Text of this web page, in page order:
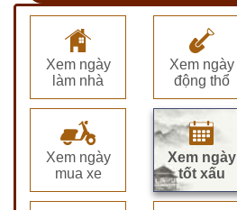
Xem ngày
làm nhà
Xem ngày
động thổ
Xem ngày
mua xe
Xem ngày
tốt xấu